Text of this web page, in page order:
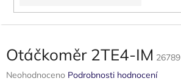
Otáčkoměr 2TE4-IM 26789
Průměrné
Neohodnoceno Podrobnosti hodnocení